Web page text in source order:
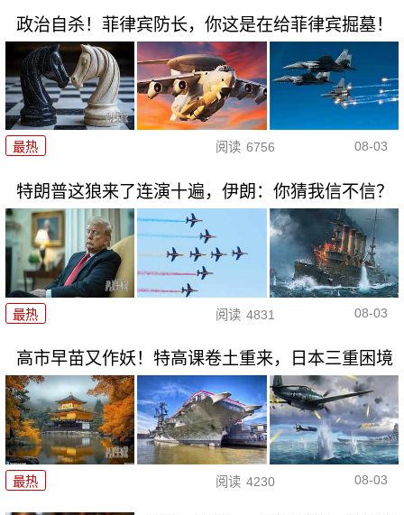
政治自杀！菲律宾防长，你这是在给菲律宾掘墓！
最热 阅读 6756 08-03
特朗普这狼来了连演十遍，伊朗：你猜我信不信？
最热 阅读 4831 08-03
高市早苗又作妖！特高课卷土重来，日本三重困境
最热 阅读 4230 08-03